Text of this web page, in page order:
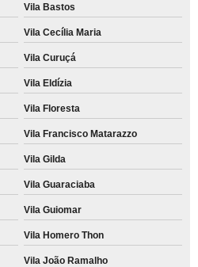
Vila Bastos
Vila Cecília Maria
Vila Curuçá
Vila Eldízia
Vila Floresta
Vila Francisco Matarazzo
Vila Gilda
Vila Guaraciaba
Vila Guiomar
Vila Homero Thon
Vila João Ramalho